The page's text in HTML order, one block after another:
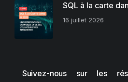
SQL à la carte
16 juillet 2026
Suivez-nous sur les